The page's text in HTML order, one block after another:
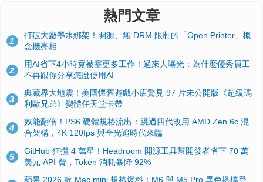
熱門文章
1
打破大廠墨水綁架！開源、無 DRM 限制的「Open Printer」概
念機亮相
2
用AI省下4小時竟被塞更多工作！過來人曝光：為什麼優秀員工
不再跟你分享怎麼使用AI
3
典藏界大地震！美國懷舊遊戲小店驚見 97 片未公開版《超級瑪
利歐兄弟》變體任天堂卡帶
4
效能翻倍！PS6 硬體規格流出：跳過四代改用 AMD Zen 6c 混
合架構，4K 120fps 與全光追時代來臨
5
GitHub 狂攬 4 萬星！Headroom 開源工具幫開發者省下 70 萬
美元 API 費，Token 消耗暴降 92%
蘋果 2026 款 Mac mini 規格爆料：M6 與 M5 Pro 異色搭檔登